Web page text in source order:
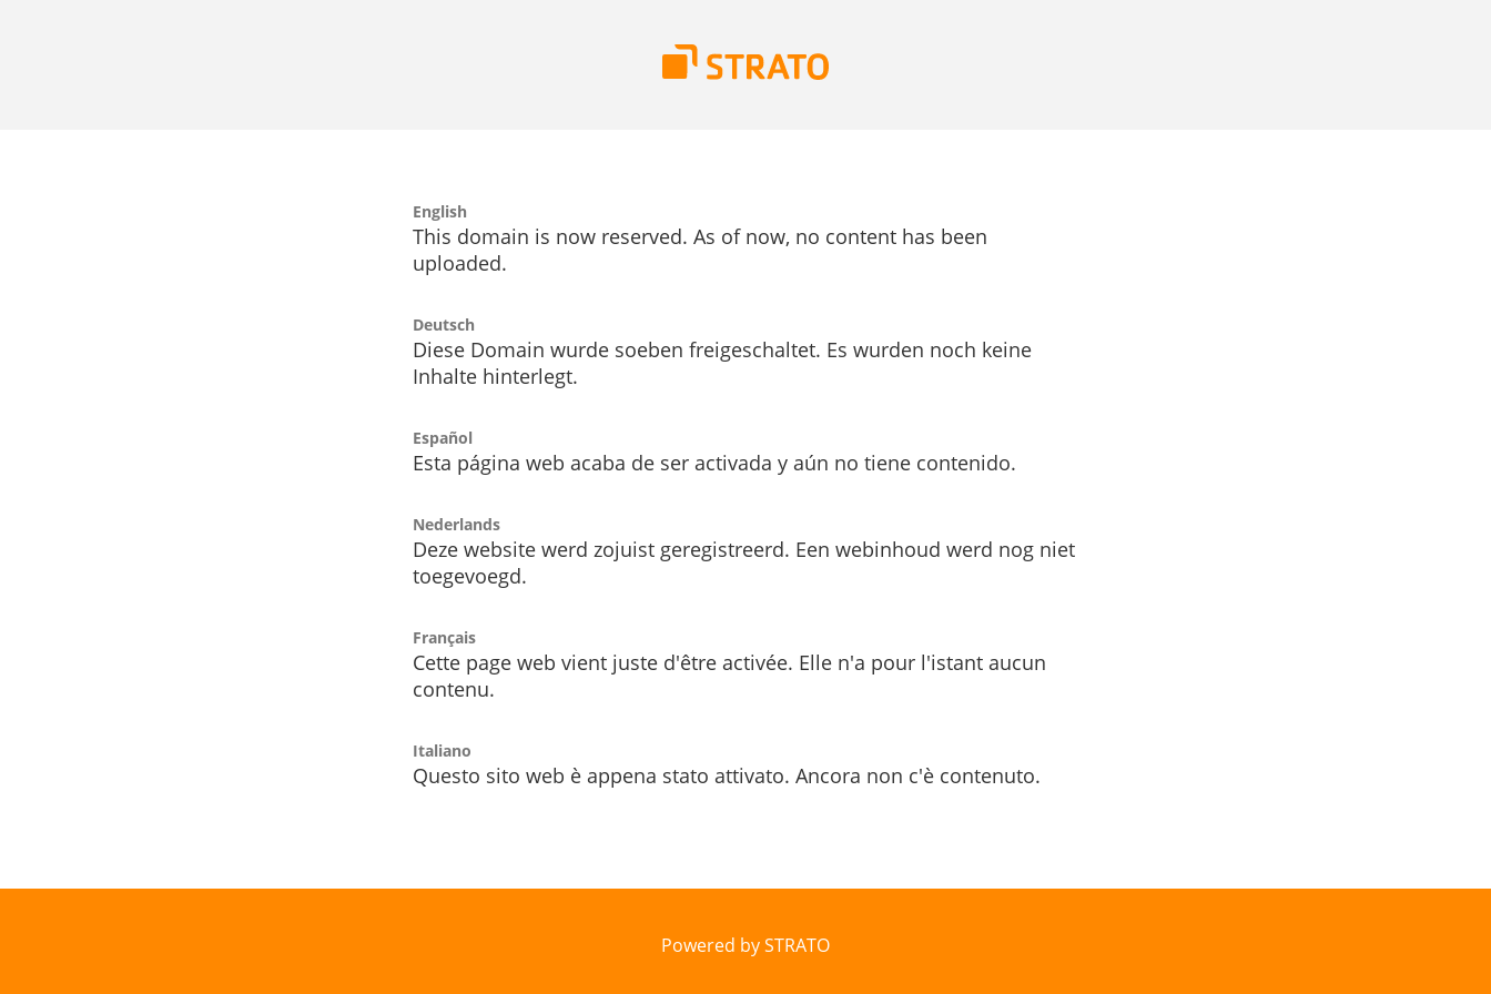
English
This domain is now reserved. As of now, no content has been
uploaded.
Deutsch
Diese Domain wurde soeben freigeschaltet. Es wurden noch keine
Inhalte hinterlegt.
Español
Esta página web acaba de ser activada y aún no tiene contenido.
Nederlands
Deze website werd zojuist geregistreerd. Een webinhoud werd nog niet
toegevoegd.
Français
Cette page web vient juste d'être activée. Elle n'a pour l'istant aucun
contenu.
Italiano
Questo sito web è appena stato attivato. Ancora non c'è contenuto.
Powered by STRATO